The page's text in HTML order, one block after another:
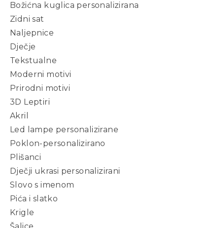
Božićna kuglica personalizirana
Zidni sat
Naljepnice
Dječje
Tekstualne
Moderni motivi
Prirodni motivi
3D Leptiri
Akril
Led lampe personalizirane
Poklon-personalizirano
Plišanci
Dječji ukrasi personalizirani
Slovo s imenom
Pića i slatko
Krigle